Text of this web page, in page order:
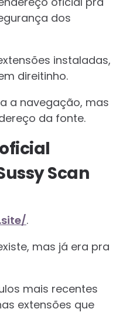
dos
instaladas,
direitinho.
a navegação, mas
da fonte.
Scan
.
mas já era pra
mais recentes
extensões que